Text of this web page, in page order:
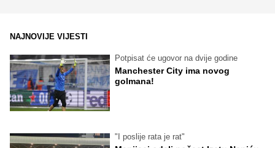
NAJNOVIJE VIJESTI
Potpisat će ugovor na dvije godine
Manchester City ima novog
golmana!
"I poslije rata je rat"